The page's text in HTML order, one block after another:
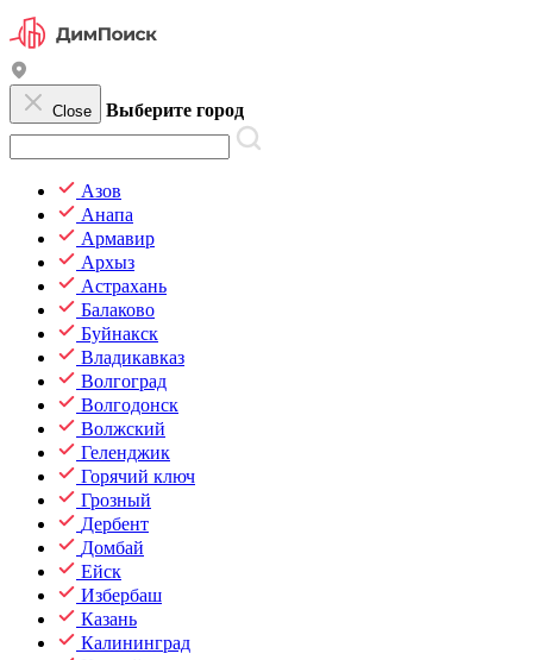
Close Выберите город
Азов
Анапа
Армавир
Архыз
Астрахань
Балаково
Буйнакск
Владикавказ
Волгоград
Волгодонск
Волжский
Геленджик
Горячий ключ
Грозный
Дербент
Домбай
Ейск
Избербаш
Казань
Калининград